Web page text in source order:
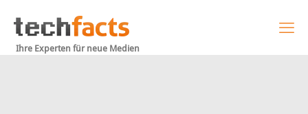
Ihre Experten für neue Medien